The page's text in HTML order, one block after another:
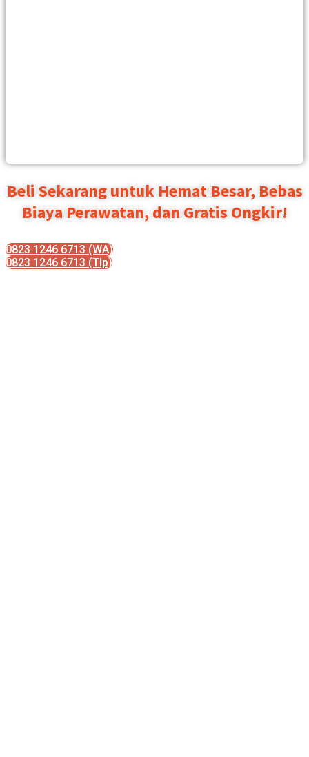
Beli Sekarang untuk Hemat Besar, Bebas
Biaya Perawatan, dan Gratis Ongkir!
0823 1246 6713 (WA)
0823 1246 6713 (Tlp)